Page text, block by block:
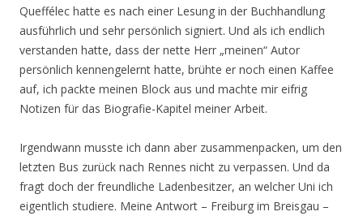
Queffélec hatte es nach einer Lesung in der Buchhandlung
ausführlich und sehr persönlich signiert. Und als ich endlich
verstanden hatte, dass der nette Herr „meinen“ Autor
persönlich kennengelernt hatte, brühte er noch einen Kaffee
auf, ich packte meinen Block aus und machte mir eifrig
Notizen für das Biografie-Kapitel meiner Arbeit.
Irgendwann musste ich dann aber zusammenpacken, um den
letzten Bus zurück nach Rennes nicht zu verpassen. Und da
fragt doch der freundliche Ladenbesitzer, an welcher Uni ich
eigentlich studiere. Meine Antwort – Freiburg im Breisgau –